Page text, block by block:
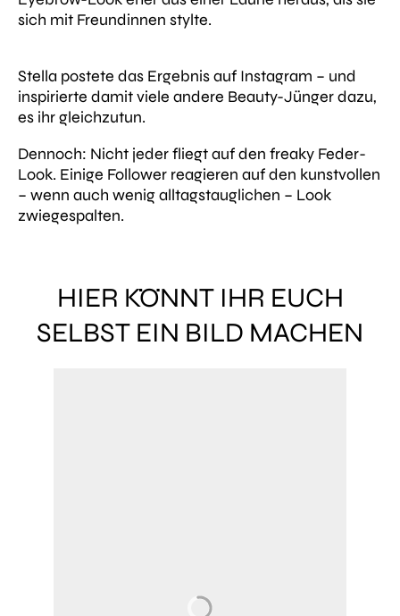
sich mit Freundinnen stylte.
Stella postete das Ergebnis auf Instagram – und
inspirierte damit viele andere Beauty-Jünger dazu,
es ihr gleichzutun.
Dennoch: Nicht jeder fliegt auf den freaky Feder-
Look. Einige Follower reagieren auf den kunstvollen
– wenn auch wenig alltagstauglichen – Look
zwiegespalten.
HIER KÖNNT IHR EUCH
SELBST EIN BILD MACHEN